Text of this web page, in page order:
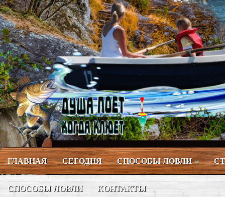
ГЛАВНАЯ СЕГОДНЯ СПОСОБЫ ЛОВЛИ
СПОСОБЫ ЛОВЛИ КОНТАКТЫ